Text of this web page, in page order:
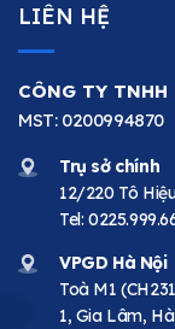
LIÊN HỆ
CÔNG TY TNHH
MST: 0200994870
Trụ sở chính
12/220 Tô
Tel:
VPGD Hà Nội
Toà M1
1, Gia Lâm,